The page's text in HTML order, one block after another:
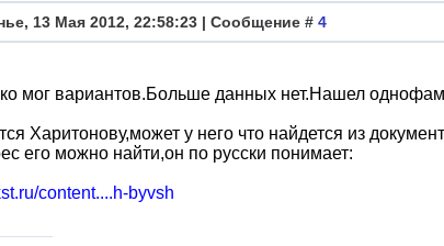
13 Мая 2012, 22:58:23 | Сообщение # 4
мог вариантов.Больше данных нет.Нашел
Харитонову,может у него что найдется из
его можно найти,он по русски понимает:
content....h-byvsh